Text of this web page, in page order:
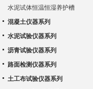
水泥试体恒温恒湿养护槽
混凝土仪器系列
水泥试验仪器系列
沥青试验仪器系列
路面检测仪器系列
土工布试验仪器系列